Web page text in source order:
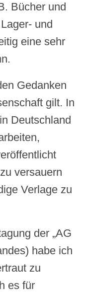
Bücher und
und
eine sehr
Gedanken
gilt. In
Deutschland
versauern
Verlage zu
der „AG
habe ich
zu
es für